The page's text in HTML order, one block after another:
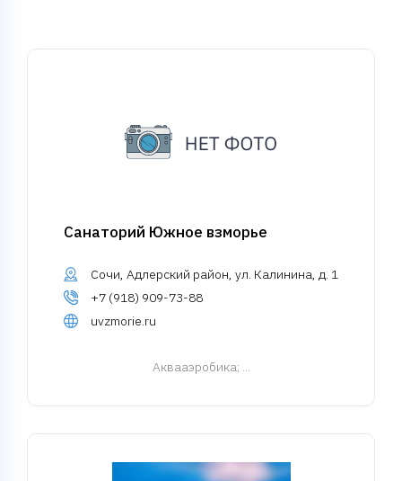
Санаторий Южное взморье
Сочи, Адлерский район, ул. Калинина, д. 1
+7 (918) 909-73-88
uvzmorie.ru
Аквааэробика; ...